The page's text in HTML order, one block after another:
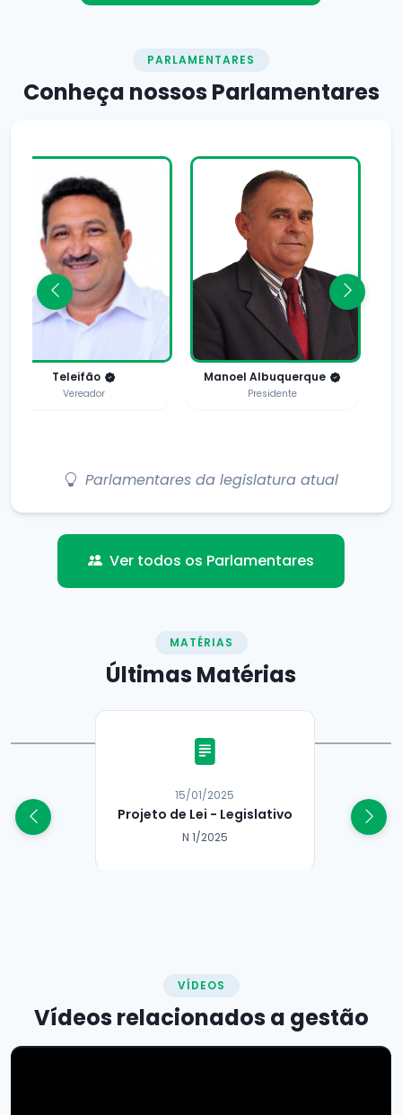
PARLAMENTARES
Conheça nossosParlamentares
Teleifão
Vereador
Manoel Albuquerque
Presidente
Parlamentares da legislatura atual
Ver todos os Parlamentares
MATÉRIAS
ÚltimasMatérias
15/01/2025
Projeto de Lei - Legislativo
N 1/2025
VÍDEOS
Vídeos relacionados a gestão